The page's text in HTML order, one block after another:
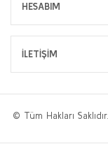
HESABIM
İLETİŞİM
© Tüm Hakları